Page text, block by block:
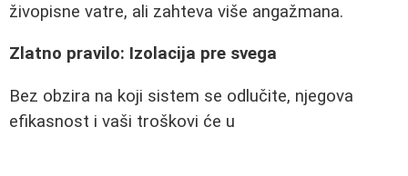
živopisne vatre, ali zahteva više angažmana.
Zlatno pravilo: Izolacija pre svega
Bez obzira na koji sistem se odlučite, njegova
efikasnost i vaši troškovi će u